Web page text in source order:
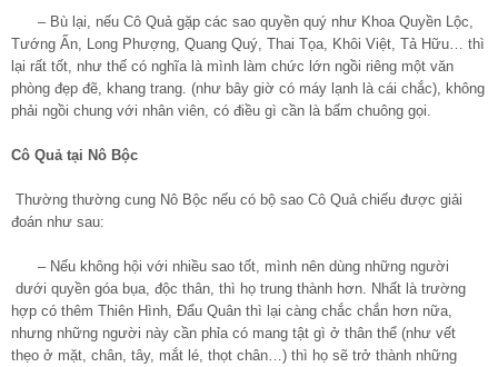
– Bù lại, nếu Cô Quả gặp các sao quyền quý như Khoa Quyền Lộc,
Tướng Ấn, Long Phượng, Quang Quý, Thai Tọa, Khôi Việt, Tả Hữu… thì
lại rất tốt, như thế có nghĩa là mình làm chức lớn ngồi riêng một văn
phòng đẹp đẽ, khang trang. (như bây giờ có máy lạnh là cái chắc), không
phải ngồi chung với nhân viên, có điều gì cần là bấm chuông gọi.
Cô Quả tại Nô Bộc
Thường thường cung Nô Bộc nếu có bộ sao Cô Quả chiếu được giải
đoán như sau:
– Nếu không hội với nhiều sao tốt, mình nên dùng những người
dưới quyền góa bụa, độc thân, thì họ trung thành hơn. Nhất là trường
hợp có thêm Thiên Hình, Đẩu Quân thì lại càng chắc chắn hơn nữa,
nhưng những người này cần phỉa có mang tật gì ở thân thể (như vết
thẹo ở mặt, chân, tây, mắt lé, thọt chân…) thì họ sẽ trở thành những